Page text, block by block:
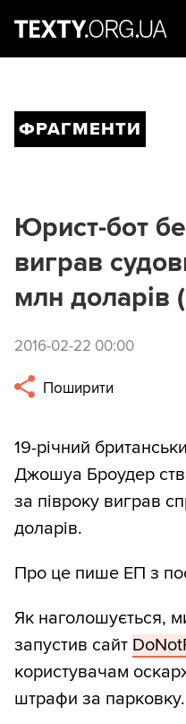
ФРАГМЕНТИ
Юрист-бот
виграв
млн доларів
2016-02-22 00:00
Поширити
19-річний
Джошуа Броудер
за півроку виграв
доларів.
Про це пише ЕП з
Як наголошується,
запустив сайт
користувачам
штрафи за парковку.